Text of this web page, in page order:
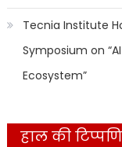
Tecnia Institute
Symposium on
Ecosystem”
हाल की